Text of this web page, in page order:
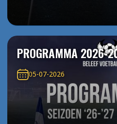
PROGRAMMA 2026-
05-07-2026